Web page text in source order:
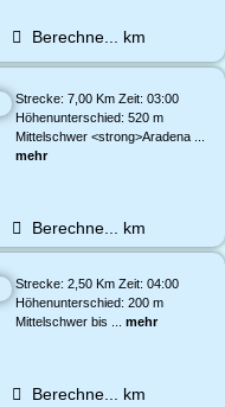
Berechne... km
Strecke: 7,00 Km Zeit: 03:00
Höhenunterschied: 520 m
Mittelschwer <strong>Aradena ...
mehr
Berechne... km
Strecke: 2,50 Km Zeit: 04:00
Höhenunterschied: 200 m
Mittelschwer bis ... mehr
Berechne... km